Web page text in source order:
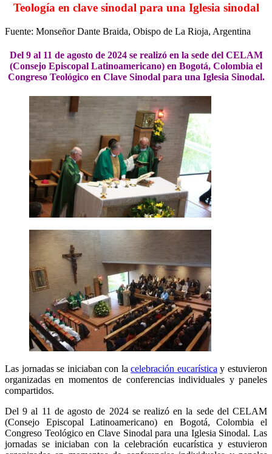
Teología en clave sinodal para una Iglesia sinodal
Fuente: Monseñor Dante Braida, Obispo de La Rioja, Argentina
Del 9 al 11 de agosto de 2024 se realizó en la sede del CELAM
(Consejo Episcopal Latinoamericano) en Bogotá, Colombia el
Congreso Teológico en Clave Sinodal para una Iglesia Sinodal.
Las jornadas se iniciaban con lacelebración eucarística y estuvieron
organizadas en momentos de conferencias individuales y paneles
compartidos.
Del 9 al 11 de agosto de 2024 se realizó en la sede del CELAM
(Consejo Episcopal Latinoamericano) en Bogotá, Colombia el
Congreso Teológico en Clave Sinodal para una Iglesia Sinodal. Las
jornadas se iniciaban con la celebración eucarística y estuvieron